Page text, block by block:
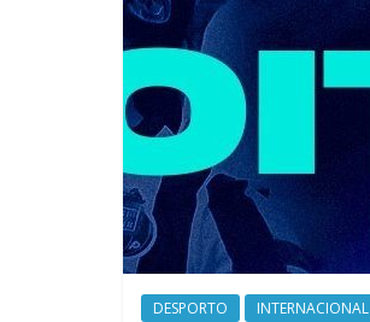
DESPORTO INTERNACIONAL